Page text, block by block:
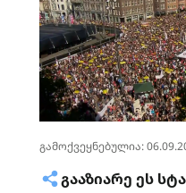
გამოქვეყნებულია:
ᲒᲐᲐᲖᲘᲐᲠᲔ ᲔᲡ